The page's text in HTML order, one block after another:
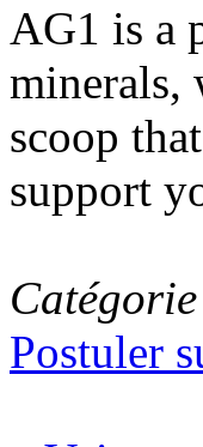
AG1 is a
minerals,
scoop
support
Postuler